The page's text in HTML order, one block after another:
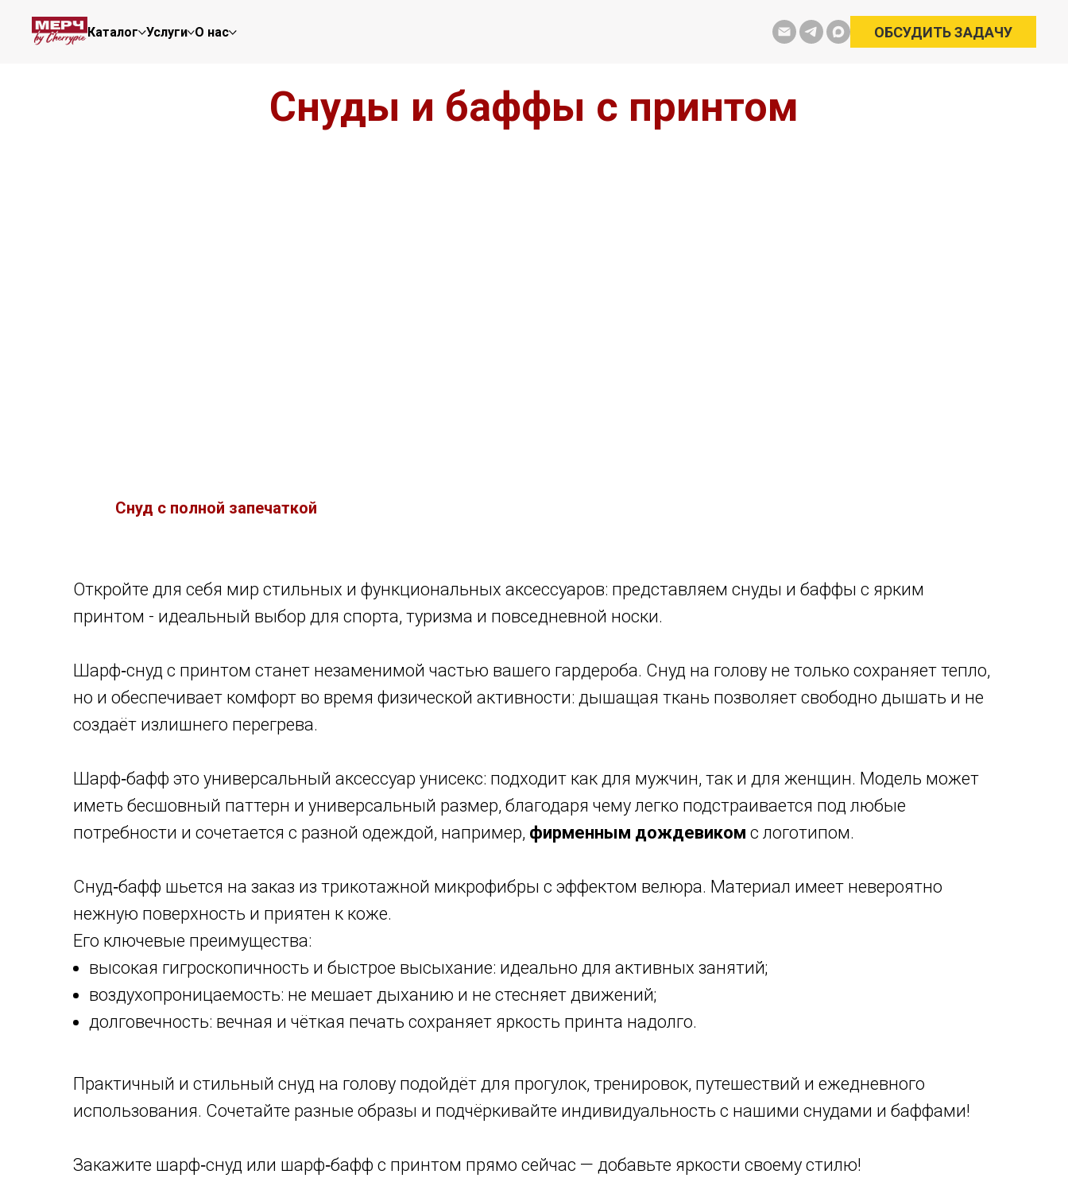
Каталог Услуги О нас ОБСУДИТЬ ЗАДАЧУ
Снуды и баффы с принтом
Снуд с полной запечаткой
Откройте для себя мир стильных и функциональных аксессуаров: представляем снуды и баффы с ярким
принтом - идеальный выбор для спорта, туризма и повседневной носки.
Шарф‑снуд с принтом станет незаменимой частью вашего гардероба. Снуд на голову не только сохраняет тепло,
но и обеспечивает комфорт во время физической активности: дышащая ткань позволяет свободно дышать и не
создаёт излишнего перегрева.
Шарф‑бафф это универсальный аксессуар унисекс: подходит как для мужчин, так и для женщин. Модель может
иметь бесшовный паттерн и универсальный размер, благодаря чему легко подстраивается под любые
потребности и сочетается с разной одеждой, например, фирменным дождевиком с логотипом.
Снуд‑бафф шьется на заказ из трикотажной микрофибры с эффектом велюра. Материал имеет невероятно
нежную поверхность и приятен к коже.
Его ключевые преимущества:
высокая гигроскопичность и быстрое высыхание: идеально для активных занятий;
воздухопроницаемость: не мешает дыханию и не стесняет движений;
долговечность: вечная и чёткая печать сохраняет яркость принта надолго.
Практичный и стильный снуд на голову подойдёт для прогулок, тренировок, путешествий и ежедневного
использования. Сочетайте разные образы и подчёркивайте индивидуальность с нашими снудами и баффами!
Закажите шарф‑снуд или шарф‑бафф с принтом прямо сейчас — добавьте яркости своему стилю!